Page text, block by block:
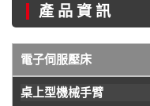
產品資訊
電子伺服壓床
桌上型機械手臂